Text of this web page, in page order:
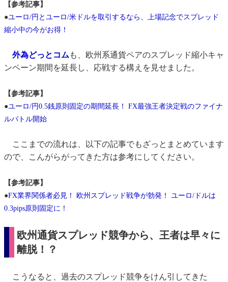
【参考記事】
●ユーロ/円とユーロ/米ドルを取引するなら、上場記念でスプレッド
縮小中の今がお得！
外為どっとコムも、欧州系通貨ペアのスプレッド縮小キャ
ンペーン期間を延長し、応戦する構えを見せました。
【参考記事】
●ユーロ/円0.5銭原則固定の期間延長！ FX最強王者決定戦のファイナ
ルバトル開始
ここまでの流れは、以下の記事でもざっとまとめています
ので、こんがらがってきた方は参考にしてください。
【参考記事】
●FX業界関係者必見！ 欧州スプレッド戦争が勃発！ ユーロ/ドルは
0.3pips原則固定に！
欧州通貨スプレッド競争から、王者は早々に
離脱！？
こうなると、過去のスプレッド競争をけん引してきた